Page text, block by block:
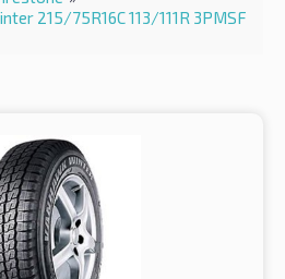
215/75R16C 113/111R 3PMSF